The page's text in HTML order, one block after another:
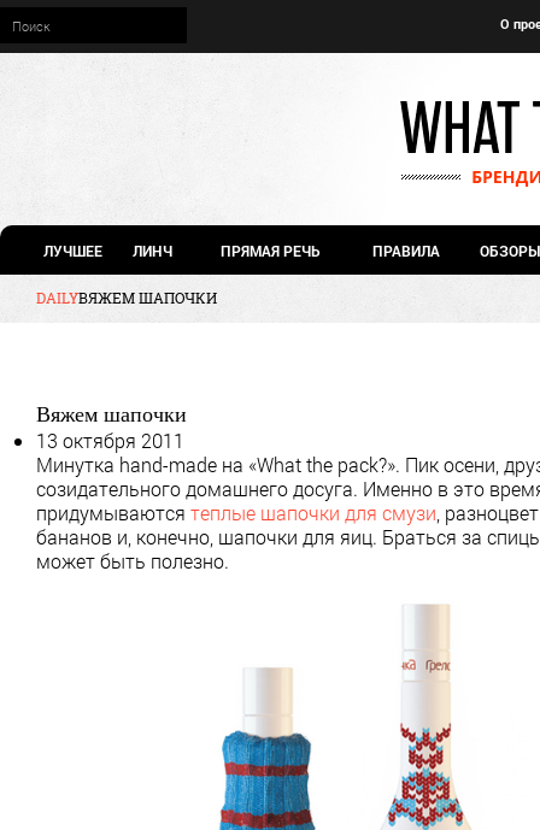
О
ЛУЧШЕЕ ЛИНЧ ПРЯМАЯ РЕЧЬ ПРАВИЛА ОБЗОРЫ
DAILYВЯЖЕМ ШАПОЧКИ
Вяжем шапочки
13 октября 2011
Минутка hand-made на «What the pack?». Пик осени,
созидательного домашнего досуга. Именно в это
придумываются теплые шапочки для смузи ,
бананов и, конечно, шапочки для яиц. Браться за
может быть полезно.